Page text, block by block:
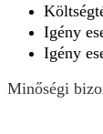
Igény
Igény
Minőségi